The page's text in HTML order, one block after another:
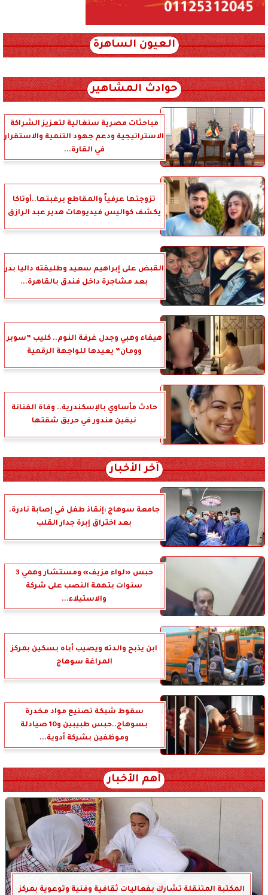
العيون الساهرة
حوادث المشاهير
مباحثات مصرية سنغالية لتعزيز الشراكة
الاستراتيجية ودعم جهود التنمية والاستقرار
في القارة...
تزوجتها عرفياً والمقاطع برغبتها..أوتاكا
يكشف كواليس فيديوهات هدير عبد الرازق
القبض على إبراهيم سعيد وطليقته داليا بدر
بعد مشاجرة داخل فندق بالقاهرة...
هيفاء وهبي وجدل غرفة النوم.. كليب ”سوبر
وومان” يعيدها للواجهة الرقمية
حادث مأساوي بالإسكندرية.. وفاة الفنانة
نيفين مندور في حريق شقتها
آخر الأخبار
جامعة سوهاج :إنقاذ طفل في إصابة نادرة.
بعد اختراق إبرة جدار القلب
حبس «لواء مزيف» ومستشار وهمي 3
سنوات بتهمة النصب على شركة
والاستيلاء...
ابن يذبح والدته ويصيب أباه بسكين بمركز
المراغة سوهاج
سقوط شبكة تصنيع مواد مخدرة
بسوهاج..حبس طبيبين و10 صيادلة
وموظفين بشركة أدوية...
أهم الأخبار
المكتبة المتنقلة تشارك بفعاليات ثقافية وفنية وتوعوية بمركز